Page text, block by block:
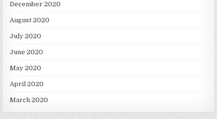
December 2020
August 2020
July 2020
June 2020
May 2020
April 2020
March 2020